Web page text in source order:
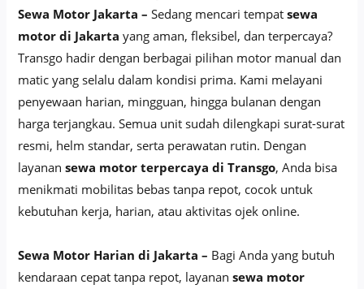
Sewa Motor Jakarta – Sedang mencari tempatsewa
motor di Jakarta yang aman, fleksibel, dan terpercaya?
Transgo hadir dengan berbagai pilihan motor manual dan
matic yang selalu dalam kondisi prima. Kami melayani
penyewaan harian, mingguan, hingga bulanan dengan
harga terjangkau. Semua unit sudah dilengkapi surat-surat
resmi, helm standar, serta perawatan rutin. Dengan
layanansewa motor terpercaya di Transgo, Anda bisa
menikmati mobilitas bebas tanpa repot, cocok untuk
kebutuhan kerja, harian, atau aktivitas ojek online.
Sewa Motor Harian di Jakarta – Bagi Anda yang butuh
kendaraan cepat tanpa repot, layanansewa motor